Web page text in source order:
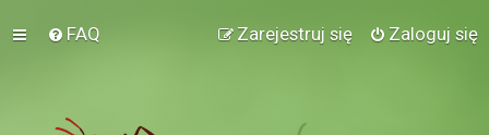
FAQ Zaloguj się
Zarejestruj się